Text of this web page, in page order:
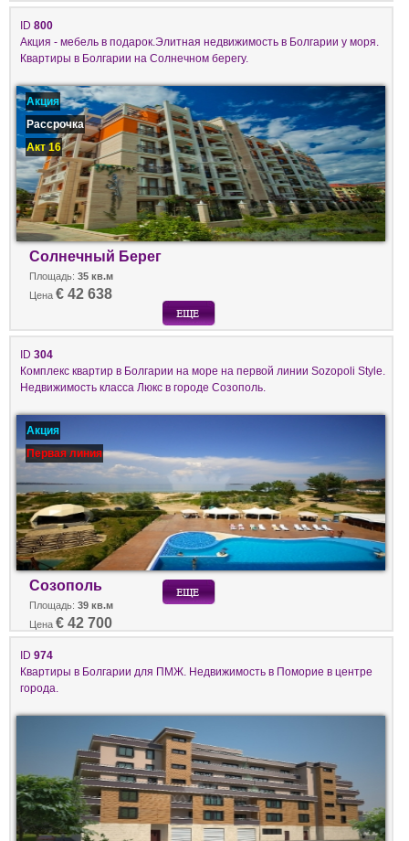
ID 800
Акция - мебель в подарок.Элитная недвижимость в Болгарии у моря.
Квартиры в Болгарии на Солнечном берегу.
Акция
Рассрочка
Акт 16
Солнечный Берег
Площадь: 35 кв.м
Цена € 42 638
ID 304
Комплекс квартир в Болгарии на море на первой линии Sozopoli Style.
Недвижимость класса Люкс в городе Созополь.
Акция
Первая линия
Созополь
Площадь: 39 кв.м
Цена € 42 700
ID 974
Квартиры в Болгарии для ПМЖ. Недвижимость в Поморие в центре
города.